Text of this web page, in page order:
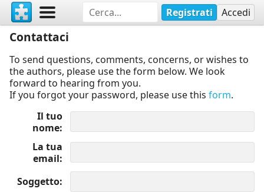
Registrati Accedi
Contattaci
To send questions, comments, concerns, or wishes to
the authors, please use the form below. We look
forward to hearing from you.
If you forgot your password, please use this form.
Il tuo
nome
La tua
email
Soggetto